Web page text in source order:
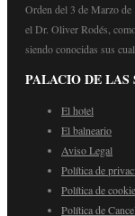
Orden del 3 de Marzo
el Dr. Oliver Rodés,
siendo conocidas sus
PALACIO DE LAS
El hotel
El balneario
Aviso Legal
Política de
Política de
Política de